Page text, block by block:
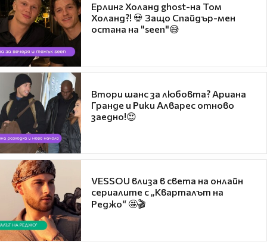
Ерлинг Холанд ghost-на Том
Холанд?! 💀 Защо Спайдър-мен
остана на "seen"😅
Втори шанс за любовта? Ариана
Гранде и Рики Алварес отново
заедно!😍
VESSOU влиза в света на онлайн
сериалите с „Кварталът на
Реджо“ 🤩🎬